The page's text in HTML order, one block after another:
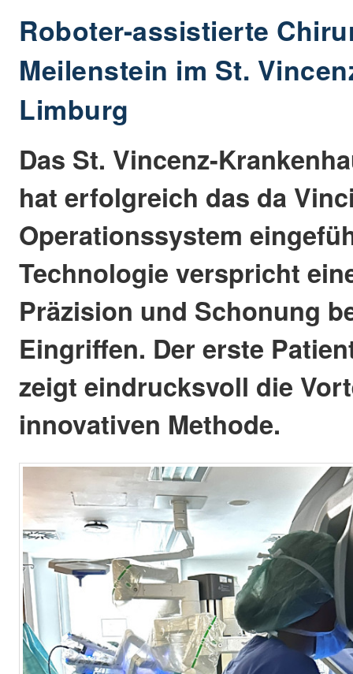
Roboter-assistierte
Meilenstein im St.
Limburg
Das St. Vincenz-
hat erfolgreich das da
Operationssystem
Technologie verspricht
Präzision und Schonung
Eingriffen. Der erste
zeigt eindrucksvoll die
innovativen Methode.